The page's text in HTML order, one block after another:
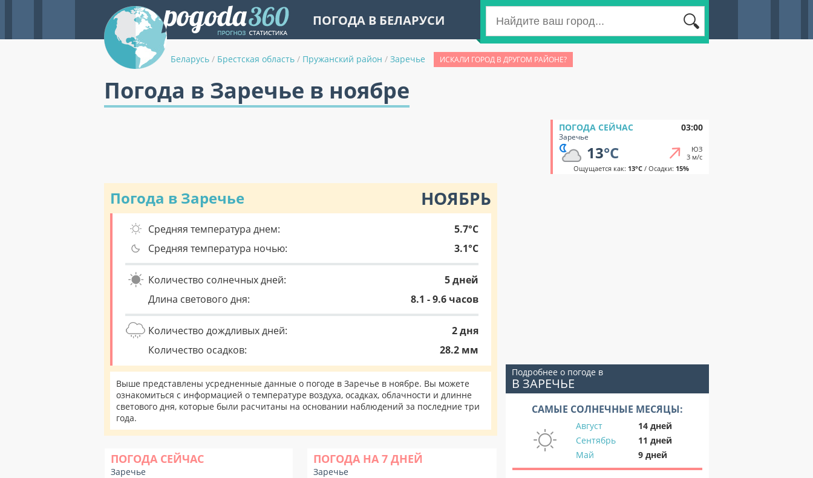
ПОГОДА В БЕЛАРУСИ
Беларусь / Брестская область / Пружанский район / Заречье ИСКАЛИ ГОРОД В ДРУГОМ РАЙОНЕ?
Погода в Заречье в ноябре
ПОГОДА СЕЙЧАС 03:00
Заречье
13°C
ЮЗ
3 м/с
Ощущается как: 13°C/ Осадки: 15%
Погода в Заречье НОЯБРЬ
Средняя температура днем:
5.7°C
Средняя температура ночью:
3.1°C
Количество солнечных дней:
5 дней
Длина светового дня:
8.1 - 9.6 часов
Количество дождливых дней:
2 дня
Количество осадков:
28.2 мм
Выше представлены усредненные данные о погоде в Заречье в ноябре. Вы можете
ознакомиться с информацией о температуре воздуха, осадках, облачности и длинне
светового дня, которые были расчитаны на основании наблюдений за последние три
года.
ПОГОДА СЕЙЧАС
Заречье
ПОГОДА НА 7 ДНЕЙ
Заречье
Подробнее о погоде в
В ЗАРЕЧЬЕ
САМЫЕ СОЛНЕЧНЫЕ МЕСЯЦЫ:
Август
14 дней
Сентябрь
11 дней
Май
9 дней